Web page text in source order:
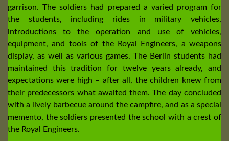
garrison. The soldiers had prepared a varied program for
the students, including rides in military vehicles,
introductions to the operation and use of vehicles,
equipment, and tools of the Royal Engineers, a weapons
display, as well as various games. The Berlin students had
maintained this tradition for twelve years already, and
expectations were high – after all, the children knew from
their predecessors what awaited them. The day concluded
with a lively barbecue around the campfire, and as a special
memento, the soldiers presented the school with a crest of
the Royal Engineers.